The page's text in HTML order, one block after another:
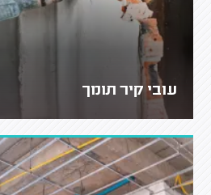
עובי קיר תומך